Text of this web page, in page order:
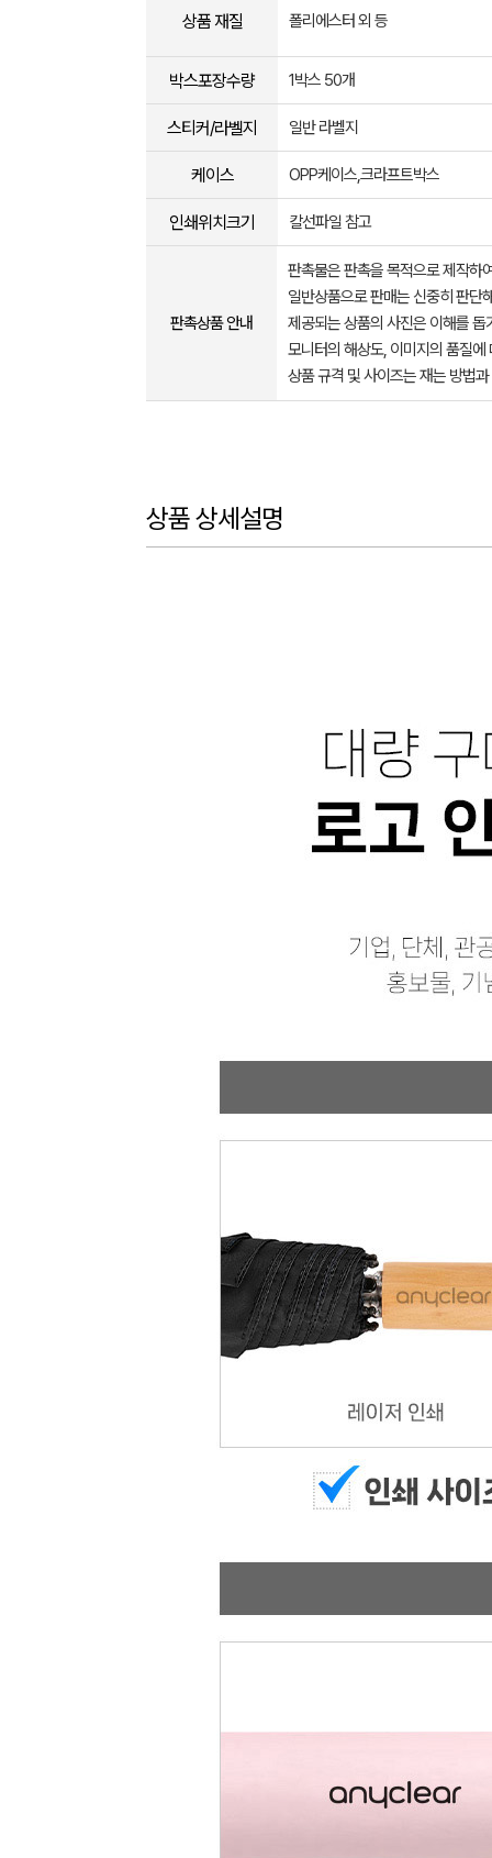
상품 재질 폴리에스터 외 등
박스포장수량 1박스 50개
스티커/라벨지 일반 라벨지
케이스 OPP케이스,크라프트박스
인쇄위치크기 칼선파일 참고
판촉상품 안내
판촉물은 판촉을 목적으로 제작하
일반상품으로 판매는 신중히 판단
제공되는 상품의 사진은 이해를
모니터의 해상도, 이미지의 품질
상품 규격 및 사이즈는 재는 방법
상품 상세설명